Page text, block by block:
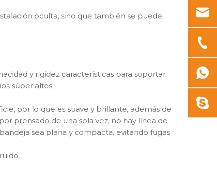
oculta, sino que también se puede
y rigidez características para soportar
súper altos.
por lo que es suave y brillante, además de
prensado de una sola vez, no hay línea de
sea plana y compacta. evitando fugas